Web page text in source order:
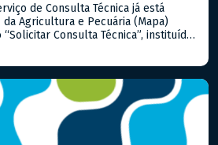
de Consulta Técnica já está
Agricultura e Pecuária (Mapa)
Consulta Técnica”, instituído
técnicos e outros